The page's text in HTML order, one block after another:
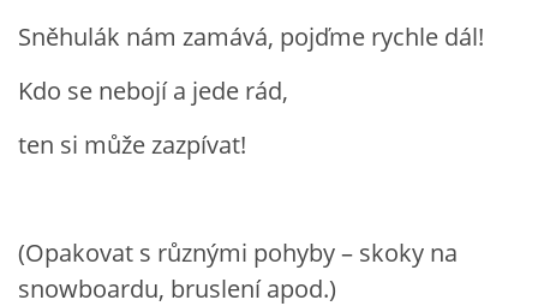
BÁSNĚ K TÉMATU JARO
BÁSNĚ K TÉMATU LÉTO
Sněhulák nám zamává, pojďme rychle dál!
Kdo se nebojí a jede rád,
ten si může zazpívat!
(Opakovat s různými pohyby – skoky na
snowboardu, bruslení apod.)